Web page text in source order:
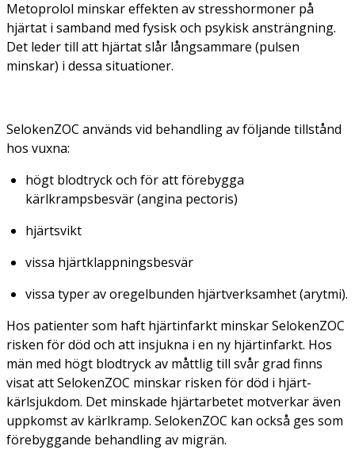
Metoprolol minskar effekten av stresshormoner på
hjärtat i samband med fysisk och psykisk ansträngning.
Det leder till att hjärtat slår långsammare (pulsen
minskar) i dessa situationer.
SelokenZOC används vid behandling av följande tillstånd
hos vuxna:
högt blodtryck och för att förebygga
kärlkrampsbesvär (angina pectoris)
hjärtsvikt
vissa hjärtklappningsbesvär
vissa typer av oregelbunden hjärtverksamhet (arytmi).
Hos patienter som haft hjärtinfarkt minskar SelokenZOC
risken för död och att insjukna i en ny hjärtinfarkt. Hos
män med högt blodtryck av måttlig till svår grad finns
visat att SelokenZOC minskar risken för död i hjärt-
kärlsjukdom. Det minskade hjärtarbetet motverkar även
uppkomst av kärlkramp. SelokenZOC kan också ges som
förebyggande behandling av migrän.